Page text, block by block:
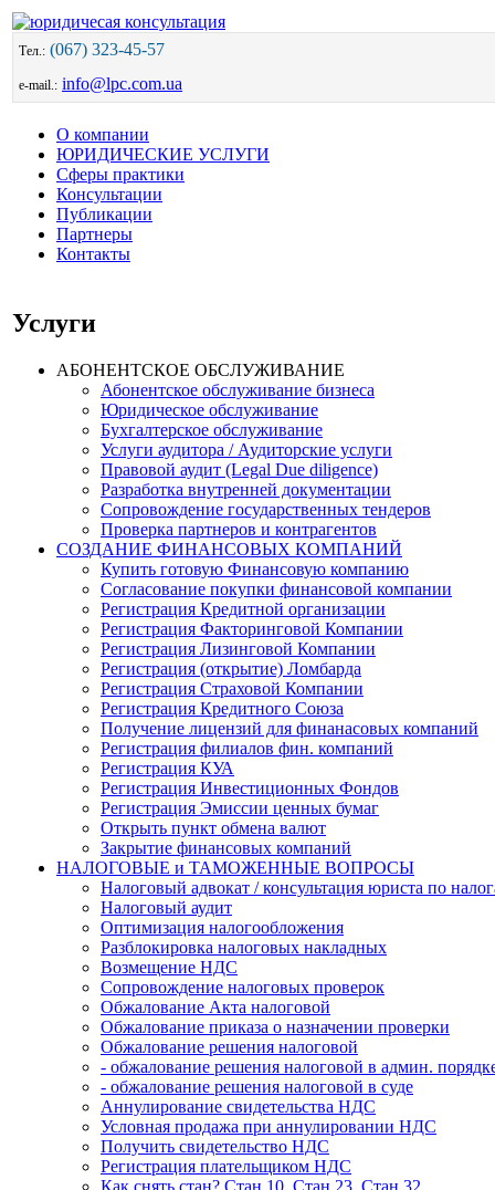
Тел.: (067) 323-45-57
e-mail.: info@lpc.com.ua
О компании
ЮРИДИЧЕСКИЕ УСЛУГИ
Сферы практики
Консультации
Публикации
Партнеры
Контакты
Услуги
АБОНЕНТСКОЕ ОБСЛУЖИВАНИЕ
Абонентское обслуживание бизнеса
Юридическое обслуживание
Бухгалтерское обслуживание
Услуги аудитора / Аудиторские услуги
Правовой аудит (Legal Due diligence)
Разработка внутренней документации
Сопровождение государственных тендеров
Проверка партнеров и контрагентов
СОЗДАНИЕ ФИНАНСОВЫХ КОМПАНИЙ
Купить готовую Финансовую компанию
Согласование покупки финансовой компании
Регистрация Кредитной организации
Регистрация Факторинговой Компании
Регистрация Лизинговой Компании
Регистрация (открытие) Ломбарда
Регистрация Страховой Компании
Регистрация Кредитного Союза
Получение лицензий для финанасовых компаний
Регистрация филиалов фин. компаний
Регистрация КУА
Регистрация Инвестиционных Фондов
Регистрация Эмиссии ценных бумаг
Открыть пункт обмена валют
Закрытие финансовых компаний
НАЛОГОВЫЕ и ТАМОЖЕННЫЕ ВОПРОСЫ
Налоговый адвокат / консультация юриста по
Налоговый аудит
Оптимизация налогообложения
Разблокировка налоговых накладных
Возмещение НДС
Сопровождение налоговых проверок
Обжалование Акта налоговой
Обжалование приказа о назначении проверки
Обжалование решения налоговой
- обжалование решения налоговой в админ.
- обжалование решения налоговой в суде
Аннулирование свидетельства НДС
Условная продажа при аннулировании НДС
Получить свидетельство НДС
Регистрация плательщиком НДС
Как снять стан? Стан 10, Стан 23, Стан 32